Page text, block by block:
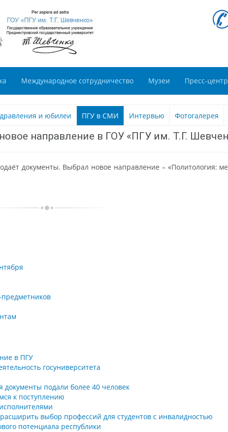
Международное сотрудничество Музеи Пресс-центр
и юбилеи ПГУ в СМИ Интервью Фотогалерея
направление в ГОУ «ПГУ им. Т.Г.
документы. Выбрал новое направление – «Политология:
в ПГУ
госуниверситета
подали более 40 человек
к поступлению
выбор профессий для студентов с инвалидностью
потенциала республики